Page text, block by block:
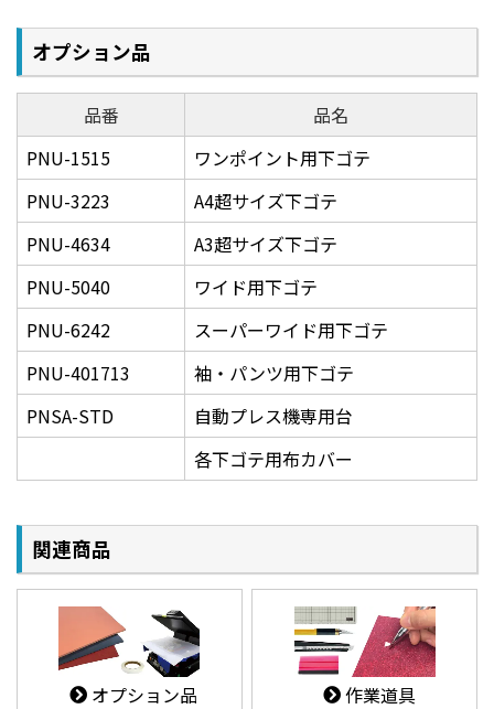
オプション品
品番
品名
PNU-1515
ワンポイント用下ゴテ
PNU-3223
A4超サイズ下ゴテ
PNU-4634
A3超サイズ下ゴテ
PNU-5040
ワイド用下ゴテ
PNU-6242
スーパーワイド用下ゴテ
PNU-401713
袖・パンツ用下ゴテ
PNSA-STD
自動プレス機専用台
各下ゴテ用布カバー
関連商品
オプション品 作業道具